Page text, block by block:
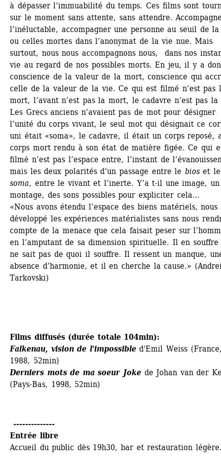
à dépasser l’immuabilité du temps. Ces films sont
sur le moment sans attente, sans attendre.
l’inéluctable, accompagner une personne au seuil de
ou celles mortes dans l’anonymat de la vie nue. Mais
surtout, nous nous accompagnons nous, dans nos
vie au regard de nos possibles morts. En jeu, il y a
conscience de la valeur de la mort, conscience qui
celle de la valeur de la vie. Ce qui est filmé n’est pas
mort, l’avant n’est pas la mort, le cadavre n’est pas
Les Grecs anciens n’avaient pas de mot pour désigner
l’unité du corps vivant, le seul mot qui désignait ce
uni était «soma», le cadavre, il était un corps reposé,
corps mort rendu à son état de matière figée. Ce qui
filmé n’est pas l’espace entre, l’instant de
mais les deux polarités d’un passage entre le bioset le
soma, entre le vivant et l’inerte. Y’a t-il une image, un
montage, des sons possibles pour expliciter cela…
«Nous avons étendu l’espace des biens matériels, nous
développé les expériences matérialistes sans nous
compte de la menace que cela faisait peser sur
en l’amputant de sa dimension spirituelle. Il en
ne sait pas de quoi il souffre. Il ressent un manque,
absence d’harmonie, et il en cherche la cause.»
Tarkovski)
Films diffusés (durée totale 104min):
Falkenau, vision de l'impossibled'Emil Weiss
1988, 52min)
Derniers mots de ma soeur Joke de Johan van der
(Pays-Bas, 1998, 52min)
--------------
Entrée libre
Accueil du public dès 19h30, bar et restauration